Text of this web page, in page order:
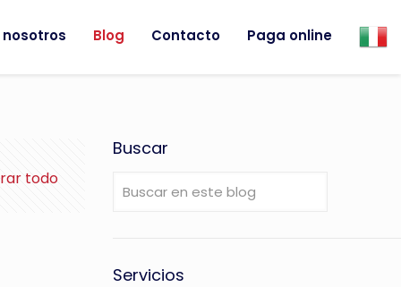
Blog Contacto Paga online
todo
Buscar
Servicios